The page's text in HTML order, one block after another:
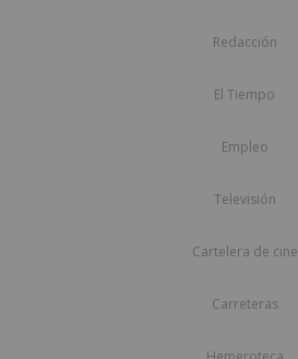
Redacción
El Tiempo
Empleo
Televisión
Cartelera de cine
Carreteras